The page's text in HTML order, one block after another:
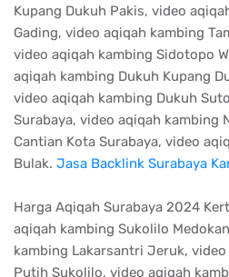
Kupang Dukuh Pakis, video
Gading, video aqiqah kambing
video aqiqah kambing Sidotopo
aqiqah kambing Dukuh Kupang
video aqiqah kambing Dukuh
Surabaya, video aqiqah kambing
Cantian Kota Surabaya, video
Bulak. Jasa Backlink Surabaya
Harga Aqiqah Surabaya 2024
aqiqah kambing Sukolilo
kambing Lakarsantri Jeruk,
Putih Sukolilo, video aqiqah